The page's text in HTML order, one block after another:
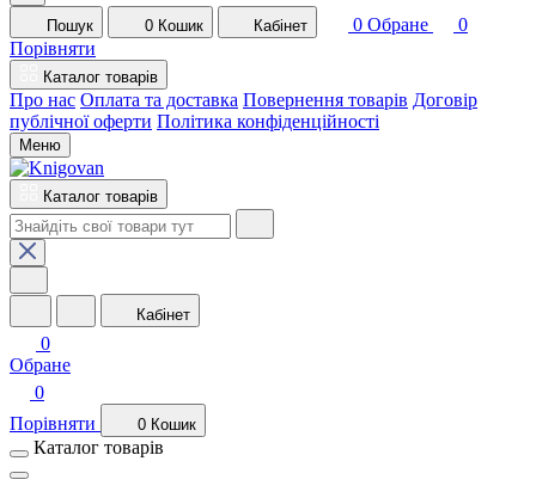
Пошук 0 Кошик Кабінет 0 Обране
0
Порівняти
Каталог товарів
Про нас Оплата та доставка Повернення товарів Договір
публічної оферти Політика конфіденційності
Меню
Каталог товарів
Кабінет
0
Обране
0
Порівняти
0 Кошик
Каталог товарів